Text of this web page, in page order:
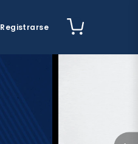
Registrarse